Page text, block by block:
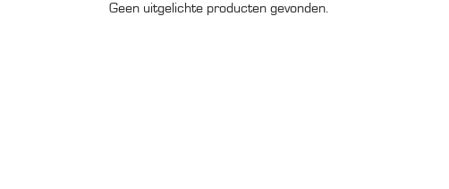
Geen uitgelichte producten gevonden.